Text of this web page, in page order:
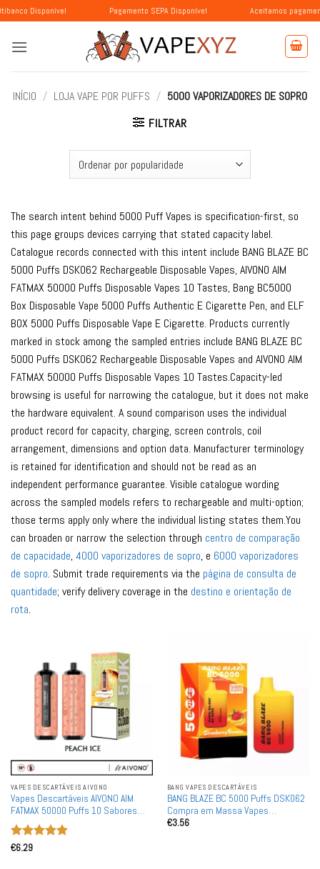
Skip
to
content
Pagamento SEPA Disponível Aceitamos pagamentos com
INÍCIO / LOJA VAPE POR PUFFS / 5000 VAPORIZADORES DE SOPRO
FILTRAR
The search intent behind 5000 Puff Vapes is specification-first, so
this page groups devices carrying that stated capacity label.
Catalogue records connected with this intent include BANG BLAZE BC
5000 Puffs DSK062 Rechargeable Disposable Vapes, AIVONO AIM
FATMAX 50000 Puffs Disposable Vapes 10 Tastes, Bang BC5000
Box Disposable Vape 5000 Puffs Authentic E Cigarette Pen, and ELF
BOX 5000 Puffs Disposable Vape E Cigarette. Products currently
marked in stock among the sampled entries include BANG BLAZE BC
5000 Puffs DSK062 Rechargeable Disposable Vapes and AIVONO AIM
FATMAX 50000 Puffs Disposable Vapes 10 Tastes.Capacity-led
browsing is useful for narrowing the catalogue, but it does not make
the hardware equivalent. A sound comparison uses the individual
product record for capacity, charging, screen controls, coil
arrangement, dimensions and option data. Manufacturer terminology
is retained for identification and should not be read as an
independent performance guarantee. Visible catalogue wording
across the sampled models refers to rechargeable and multi-option;
those terms apply only where the individual listing states them.You
can broaden or narrow the selection through centro de comparação
de capacidade, 4000 vaporizadores de sopro, e 6000 vaporizadores
de sopro. Submit trade requirements via the página de consulta de
quantidade; verify delivery coverage in the destino e orientação de
rota.
VAPES DESCARTÁVEIS ​​AIVONO
Vapes Descartáveis AIVONO AIM
FATMAX 50000 Puffs 10 Sabores
Atacado
Avaliação
€6.29
BANG VAPES DESCARTÁVEIS
BANG BLAZE BC 5000 Puffs DSK062
Compra em Massa Vapes
Descartáveis Recarregáveis por
€3.56